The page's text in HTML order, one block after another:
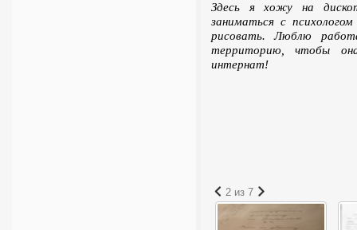
Здесь я хожу на
заниматься с
рисовать. Люблю
территорию, чтобы
интернат!
2 из 7